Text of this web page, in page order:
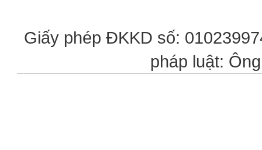
Giấy phép ĐKKD số:
pháp luật: